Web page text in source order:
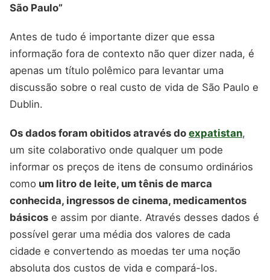
São Paulo”
Antes de tudo é importante dizer que essa
informação fora de contexto não quer dizer nada, é
apenas um título polêmico para levantar uma
discussão sobre o real custo de vida de São Paulo e
Dublin.
Os dados foram obitidos através do expatistan,
um site colaborativo onde qualquer um pode
informar os preços de itens de consumo ordinários
como um litro de leite, um tênis de marca
conhecida, ingressos de cinema, medicamentos
básicos e assim por diante. Através desses dados é
possível gerar uma média dos valores de cada
cidade e convertendo as moedas ter uma noção
absoluta dos custos de vida e compará-los.